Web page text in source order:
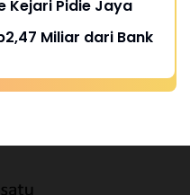
Kejari Pidie Jaya
Miliar dari Bank